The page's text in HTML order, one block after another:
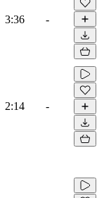
3:36 -
2:14 -